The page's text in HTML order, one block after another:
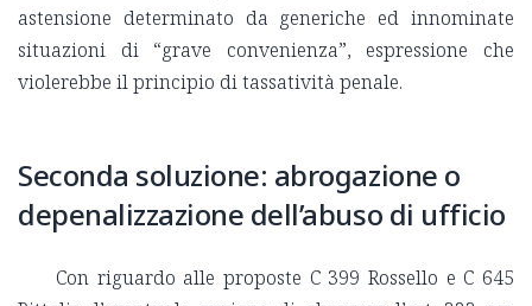
astensione determinato da generiche ed innominate
situazioni di “grave convenienza”, espressione che
violerebbe il principio di tassatività penale.
Seconda soluzione: abrogazione o
depenalizzazione dell’abuso di ufficio
Con riguardo alle proposte C 399 Rossello e C 645